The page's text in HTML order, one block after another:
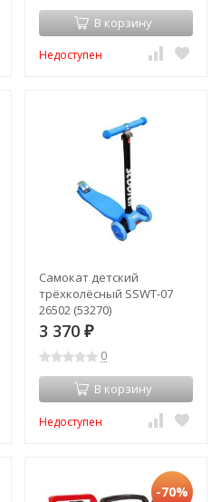
В корзину
Недоступен
Самокат детский
трёхколёсный SSWT-07
26502 (53270)
3 370 ₽
0
В корзину
Недоступен
-70%